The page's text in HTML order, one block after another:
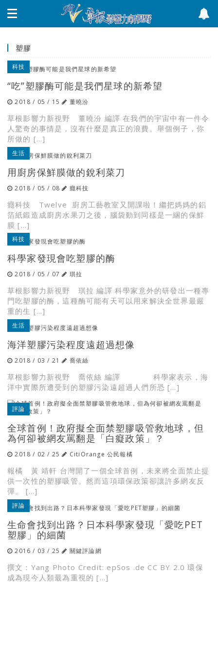
塑膠
科技
“吃”塑膠酶可能是我們星球的新希望
2018 / 05 / 15 董曉汾
草根影響力新視野 董曉汾 編譯 在我們的宇宙中有一件令
人驚奇的事情是，沒有什麼是真正的浪費。舉個例子，你
所做的 […]
生活
用廚房保鮮膜做的銳利菜刀
2018 / 05 / 08 癮科技
癮科技 Twelve 廚房工藝教室又開課啦！繼把媽媽的鋁
箔紙鍛造成廚房水果刀之後，腦袋動到同樣是一綑的保鮮
膜 […]
科技
科學家發現會吃塑膠的酶
2018 / 05 / 07 琪拉
草根影響力新視野 琪拉 編譯 科學家意外的研發出一種專
門吃塑膠的酶，這種酶可能有天可以用來解決全世界最嚴
重的生 […]
生活
海洋塑膠污染程度遠超過想像
2018 / 03 / 21 喬依絲
草根影響力新視野 喬依絲 編譯 科學家表示，海
洋中實際所遭受到的塑膠污染遠超過人們所恐 […]
評論
全球首例！政府擬全面禁塑膠吸管救地球，但
為何卻被網友罵翻是「白癡政策」？
2018 / 02 / 25 CitiOrange 公民報橘
報橘 黃 靖軒 台灣開了一個全球首例，未來將全面禁止提
供一次性的塑膠吸管。然而這項環保政策卻讓許多網友反
彈。 […]
評論
生命會找到出路？日本科學家發現「愛吃PET
塑膠」的細菌
2016 / 03 / 25 關鍵評論網
撰文：Yang Photo Credit: epSos .de CC BY 2.0 環保
成為現今人類最為重視的 […]